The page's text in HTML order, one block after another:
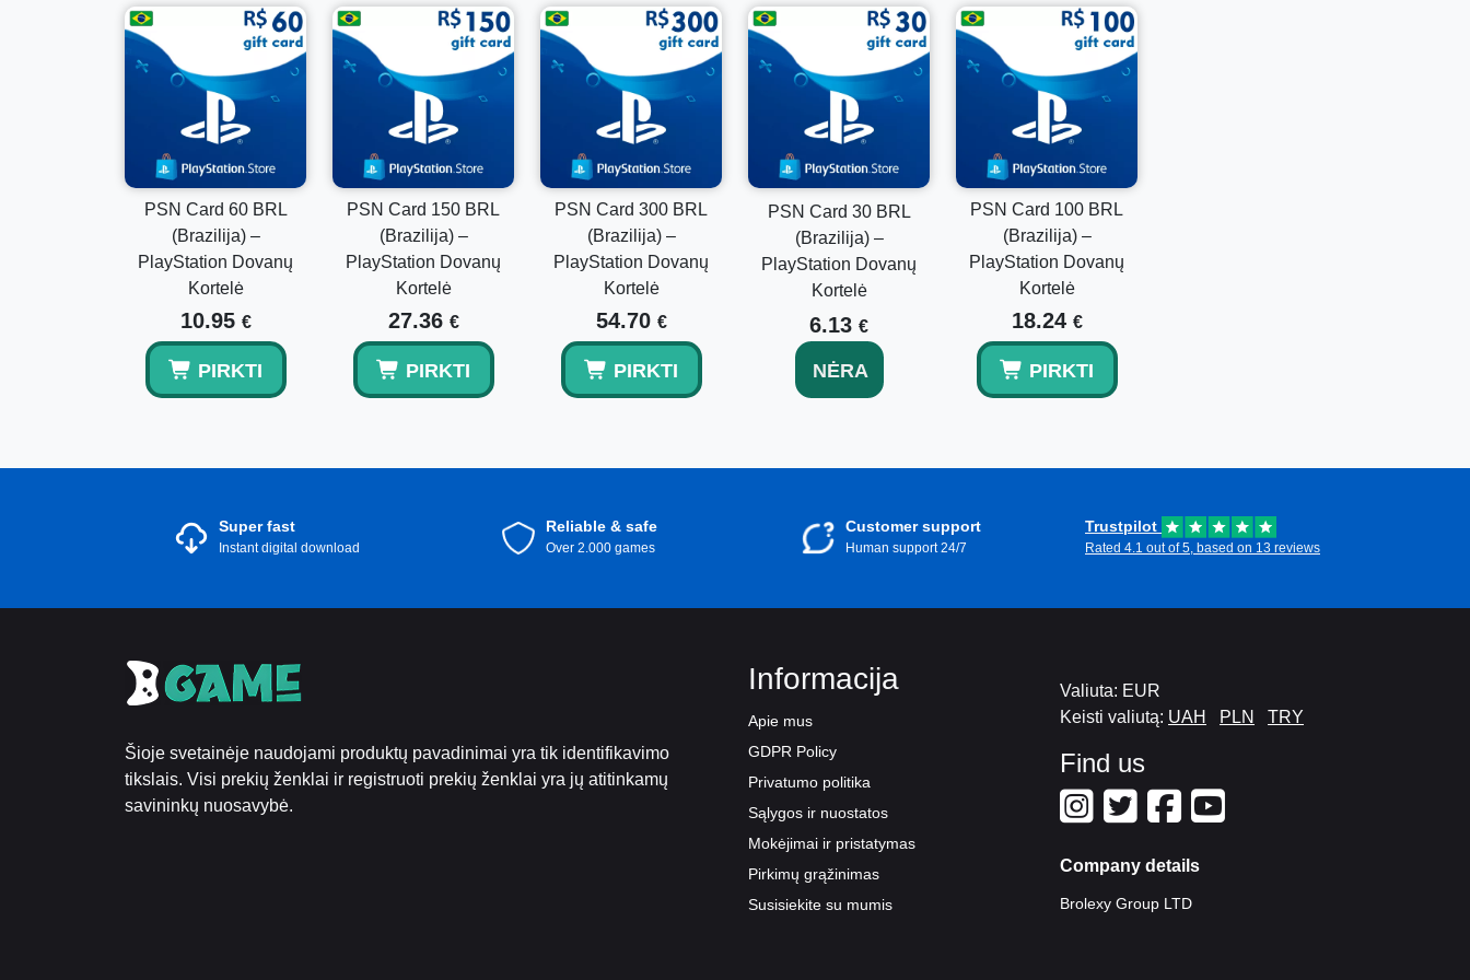
Taip, tai yra skaitmeninis PlayStation piniginės kodas, pristatomas el. paštu.
Ar galiu pridėti jį prie esamo piniginės balanso?
Taip, išpirktas suma pridedama prie jūsų dabartinių PlayStation piniginės lėšų.
PSN Card 60 BRL
(Brazilija) –
PlayStation Dovanų
Kortelė
10.95 €
PIRKTI
PSN Card 150 BRL
(Brazilija) –
PlayStation Dovanų
Kortelė
27.36 €
PIRKTI
PSN Card 300 BRL
(Brazilija) –
PlayStation Dovanų
Kortelė
54.70 €
PIRKTI
PSN Card 30 BRL
(Brazilija) –
PlayStation Dovanų
Kortelė
6.13 €
NĖRA
PSN Card 100 BRL
(Brazilija) –
PlayStation Dovanų
Kortelė
18.24 €
PIRKTI
Super fast
Instant digital download
Reliable & safe
Over 2.000 games
Customer support
Human support 24/7
Trustpilot
Rated 4.1 out of 5, based on 13 reviews
Šioje svetainėje naudojami produktų pavadinimai yra tik identifikavimo
tikslais. Visi prekių ženklai ir registruoti prekių ženklai yra jų atitinkamų
savininkų nuosavybė.
Informacija
Apie mus
GDPR Policy
Privatumo politika
Sąlygos ir nuostatos
Mokėjimai ir pristatymas
Pirkimų grąžinimas
Susisiekite su mumis
Valiuta: EUR
Keisti valiutą: UAH PLN TRY
Find us
Company details
Brolexy Group LTD